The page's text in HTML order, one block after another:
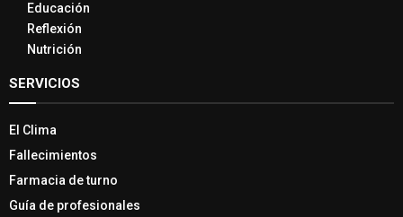
Educación
Reflexión
Nutrición
SERVICIOS
El Clima
Fallecimientos
Farmacia de turno
Guía de profesionales